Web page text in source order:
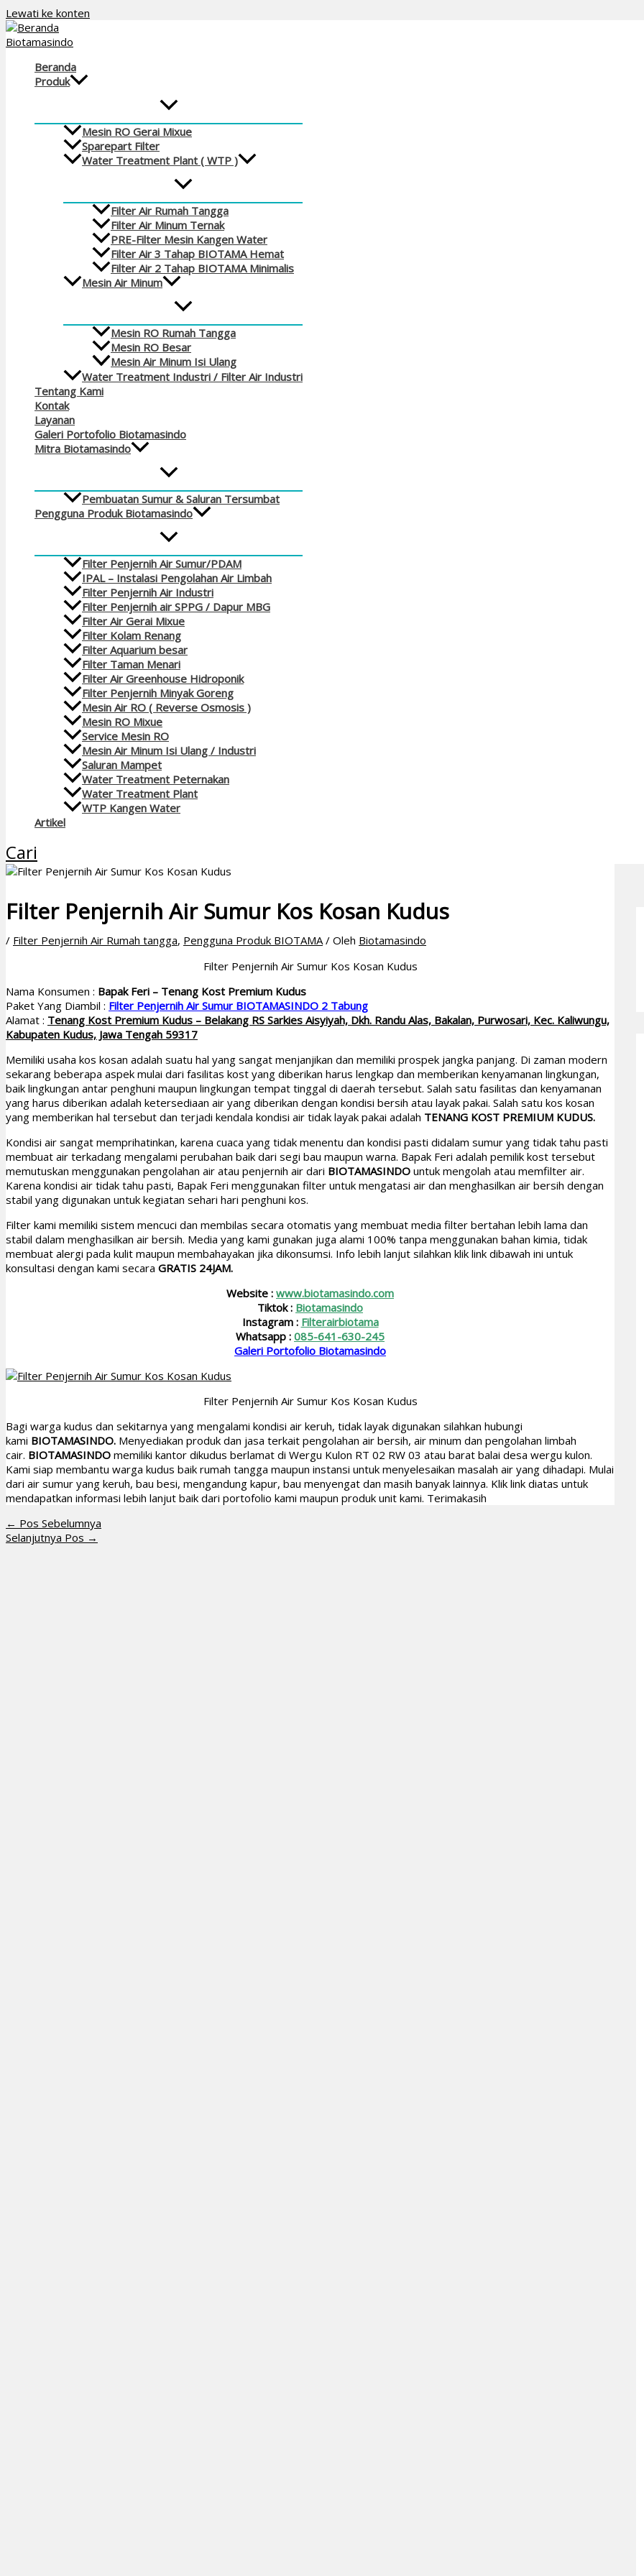
Lewati ke konten
Beranda
Produk
Mesin RO Gerai Mixue
Sparepart Filter
Water Treatment Plant ( WTP )
Filter Air Rumah Tangga
Filter Air Minum Ternak
PRE-Filter Mesin Kangen Water
Filter Air 3 Tahap BIOTAMA Hemat
Filter Air 2 Tahap BIOTAMA Minimalis
Mesin Air Minum
Mesin RO Rumah Tangga
Mesin RO Besar
Mesin Air Minum Isi Ulang
Water Treatment Industri / Filter Air Industri
Tentang Kami
Kontak
Layanan
Galeri Portofolio Biotamasindo
Mitra Biotamasindo
Pembuatan Sumur & Saluran Tersumbat
Pengguna Produk Biotamasindo
Filter Penjernih Air Sumur/PDAM
IPAL – Instalasi Pengolahan Air Limbah
Filter Penjernih Air Industri
Filter Penjernih air SPPG / Dapur MBG
Filter Air Gerai Mixue
Filter Kolam Renang
Filter Aquarium besar
Filter Taman Menari
Filter Air Greenhouse Hidroponik
Filter Penjernih Minyak Goreng
Mesin Air RO ( Reverse Osmosis )
Mesin RO Mixue
Service Mesin RO
Mesin Air Minum Isi Ulang / Industri
Saluran Mampet
Water Treatment Peternakan
Water Treatment Plant
WTP Kangen Water
Artikel
Cari
Filter Penjernih Air Sumur Kos Kosan Kudus
/ Filter Penjernih Air Rumah tangga, Pengguna Produk BIOTAMA/ Oleh Biotamasindo
Filter Penjernih Air Sumur Kos Kosan Kudus
Nama Konsumen : Bapak Feri – Tenang Kost Premium Kudus
Paket Yang Diambil : Filter Penjernih Air Sumur BIOTAMASINDO 2 Tabung
Alamat : Tenang Kost Premium Kudus – Belakang RS Sarkies Aisyiyah, Dkh. Randu Alas, Bakalan, Purwosari, Kec. Kaliwungu,
Kabupaten Kudus, Jawa Tengah 59317
Memiliki usaha kos kosan adalah suatu hal yang sangat menjanjikan dan memiliki prospek jangka panjang. Di zaman modern
sekarang beberapa aspek mulai dari fasilitas kost yang diberikan harus lengkap dan memberikan kenyamanan lingkungan,
baik lingkungan antar penghuni maupun lingkungan tempat tinggal di daerah tersebut. Salah satu fasilitas dan kenyamanan
yang harus diberikan adalah ketersediaan air yang diberikan dengan kondisi bersih atau layak pakai. Salah satu kos kosan
yang memberikan hal tersebut dan terjadi kendala kondisi air tidak layak pakai adalah TENANG KOST PREMIUM KUDUS.
Kondisi air sangat memprihatinkan, karena cuaca yang tidak menentu dan kondisi pasti didalam sumur yang tidak tahu pasti
membuat air terkadang mengalami perubahan baik dari segi bau maupun warna. Bapak Feri adalah pemilik kost tersebut
memutuskan menggunakan pengolahan air atau penjernih air dari BIOTAMASINDO untuk mengolah atau memfilter air.
Karena kondisi air tidak tahu pasti, Bapak Feri menggunakan filter untuk mengatasi air dan menghasilkan air bersih dengan
stabil yang digunakan untuk kegiatan sehari hari penghuni kos.
Filter kami memiliki sistem mencuci dan membilas secara otomatis yang membuat media filter bertahan lebih lama dan
stabil dalam menghasilkan air bersih. Media yang kami gunakan juga alami 100% tanpa menggunakan bahan kimia, tidak
membuat alergi pada kulit maupun membahayakan jika dikonsumsi. Info lebih lanjut silahkan klik link dibawah ini untuk
konsultasi dengan kami secara GRATIS 24JAM.
Website : www.biotamasindo.com
Tiktok : Biotamasindo
Instagram : Filterairbiotama
Whatsapp : 085-641-630-245
Galeri Portofolio Biotamasindo
Filter Penjernih Air Sumur Kos Kosan Kudus
Bagi warga kudus dan sekitarnya yang mengalami kondisi air keruh, tidak layak digunakan silahkan hubungi
kami BIOTAMASINDO. Menyediakan produk dan jasa terkait pengolahan air bersih, air minum dan pengolahan limbah
cair. BIOTAMASINDO memiliki kantor dikudus berlamat di Wergu Kulon RT 02 RW 03 atau barat balai desa wergu kulon.
Kami siap membantu warga kudus baik rumah tangga maupun instansi untuk menyelesaikan masalah air yang dihadapi. Mulai
dari air sumur yang keruh, bau besi, mengandung kapur, bau menyengat dan masih banyak lainnya. Klik link diatas untuk
mendapatkan informasi lebih lanjut baik dari portofolio kami maupun produk unit kami. Terimakasih
← Pos Sebelumnya
Selanjutnya Pos →